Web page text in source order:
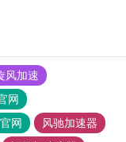
风加速
网
网
风驰加速器